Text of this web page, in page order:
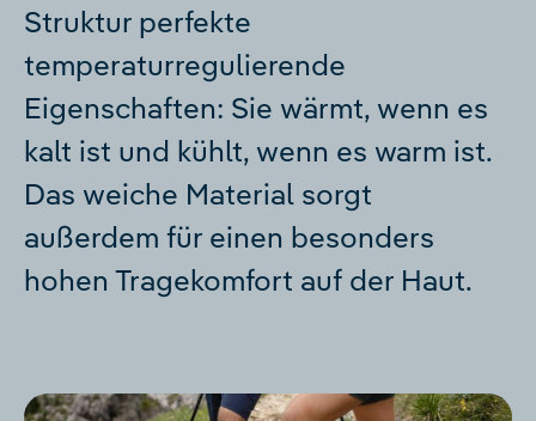
Struktur perfekte
temperaturregulierende
Eigenschaften: Sie wärmt, wenn es
kalt ist und kühlt, wenn es warm ist.
Das weiche Material sorgt
außerdem für einen besonders
hohen Tragekomfort auf der Haut.